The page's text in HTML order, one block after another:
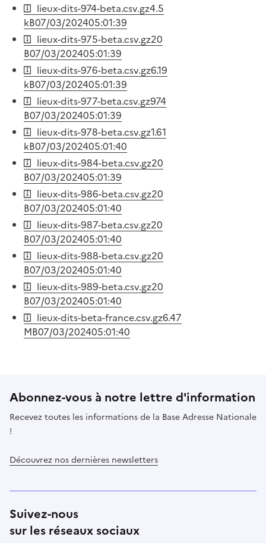
lieux-dits-974-beta.csv.gz4.5
kB07/03/202405:01:39
lieux-dits-975-beta.csv.gz20
B07/03/202405:01:39
lieux-dits-976-beta.csv.gz6.19
kB07/03/202405:01:39
lieux-dits-977-beta.csv.gz974
B07/03/202405:01:39
lieux-dits-978-beta.csv.gz1.61
kB07/03/202405:01:40
lieux-dits-984-beta.csv.gz20
B07/03/202405:01:39
lieux-dits-986-beta.csv.gz20
B07/03/202405:01:40
lieux-dits-987-beta.csv.gz20
B07/03/202405:01:40
lieux-dits-988-beta.csv.gz20
B07/03/202405:01:40
lieux-dits-989-beta.csv.gz20
B07/03/202405:01:40
lieux-dits-beta-france.csv.gz6.47
MB07/03/202405:01:40
Abonnez-vous à notre lettre d'information
Recevez toutes les informations de la Base Adresse Nationale
!
Découvrez nos dernières newsletters
Suivez-nous
sur les réseaux sociaux